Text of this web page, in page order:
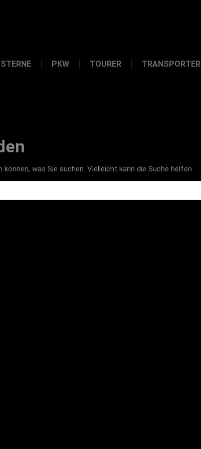
PKW TOURER TRANSPORTER
was Sie suchen. Vielleicht kann die Suche helfen.